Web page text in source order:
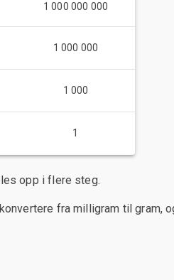
1 000 000 000
1 000 000
1 000
1
opp i flere steg.
fra milligram til gram,